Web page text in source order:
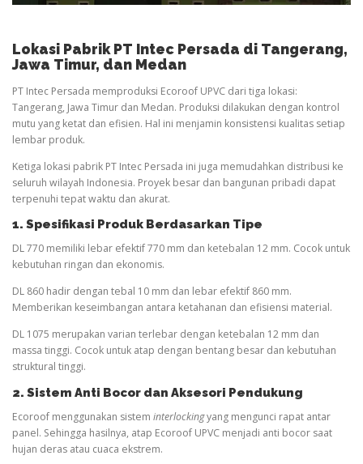
Lokasi Pabrik PT Intec Persada di Tangerang,
Jawa Timur, dan Medan
PT Intec Persada memproduksi Ecoroof UPVC dari tiga lokasi:
Tangerang, Jawa Timur dan Medan. Produksi dilakukan dengan kontrol
mutu yang ketat dan efisien. Hal ini menjamin konsistensi kualitas setiap
lembar produk.
Ketiga lokasi pabrik PT Intec Persada ini juga memudahkan distribusi ke
seluruh wilayah Indonesia. Proyek besar dan bangunan pribadi dapat
terpenuhi tepat waktu dan akurat.
1. Spesifikasi Produk Berdasarkan Tipe
DL 770 memiliki lebar efektif 770 mm dan ketebalan 12 mm. Cocok untuk
kebutuhan ringan dan ekonomis.
DL 860 hadir dengan tebal 10 mm dan lebar efektif 860 mm.
Memberikan keseimbangan antara ketahanan dan efisiensi material.
DL 1075 merupakan varian terlebar dengan ketebalan 12 mm dan
massa tinggi. Cocok untuk atap dengan bentang besar dan kebutuhan
struktural tinggi.
2. Sistem Anti Bocor dan Aksesori Pendukung
Ecoroof menggunakan sistem interlockingyang mengunci rapat antar
panel. Sehingga hasilnya, atap Ecoroof UPVC menjadi anti bocor saat
hujan deras atau cuaca ekstrem.